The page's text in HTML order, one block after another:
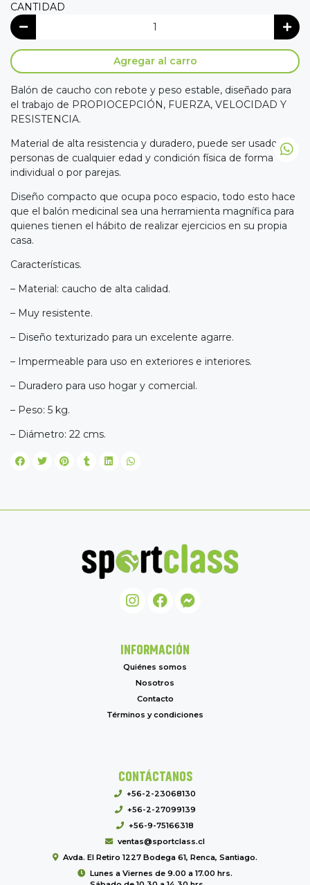
CANTIDAD
Agregar al carro
Balón de caucho con rebote y peso estable, diseñado para
el trabajo de PROPIOCEPCIÓN, FUERZA, VELOCIDAD Y
RESISTENCIA.
Material de alta resistencia y duradero, puede ser usado por
personas de cualquier edad y condición física de forma
individual o por parejas.
Diseño compacto que ocupa poco espacio, todo esto hace
que el balón medicinal sea una herramienta magnífica para
quienes tienen el hábito de realizar ejercicios en su propia
casa.
Características.
– Material: caucho de alta calidad.
– Muy resistente.
– Diseño texturizado para un excelente agarre.
– Impermeable para uso en exteriores e interiores.
– Duradero para uso hogar y comercial.
– Peso: 5 kg.
– Diámetro: 22 cms.
INFORMACIÓN
Quiénes somos
Nosotros
Contacto
Términos y condiciones
CONTÁCTANOS
+56-2-23068130
+56-2-27099139
+56-9-75166318
ventas@sportclass.cl
Avda. El Retiro 1227 Bodega 61, Renca, Santiago.
Lunes a Viernes de 9.00 a 17.00 hrs.